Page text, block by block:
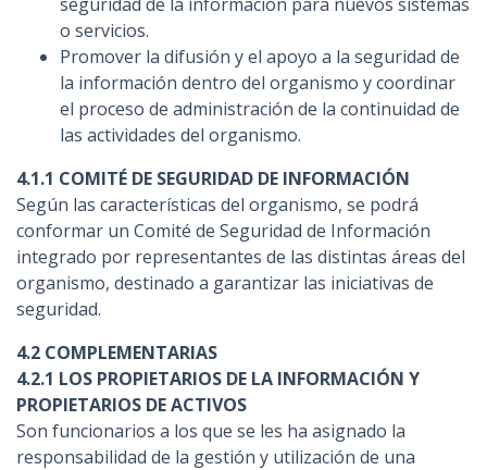
o servicios.
Promover la difusión y el apoyo a la seguridad de
la información dentro del organismo y coordinar
el proceso de administración de la continuidad de
las actividades del organismo.
4.1.1 COMITÉ DE SEGURIDAD DE INFORMACIÓN
Según las características del organismo, se podrá
conformar un Comité de Seguridad de Información
integrado por representantes de las distintas áreas del
organismo, destinado a garantizar las iniciativas de
seguridad.
4.2 COMPLEMENTARIAS
4.2.1 LOS PROPIETARIOS DE LA INFORMACIÓN Y
PROPIETARIOS DE ACTIVOS
Son funcionarios a los que se les ha asignado la
responsabilidad de la gestión y utilización de una